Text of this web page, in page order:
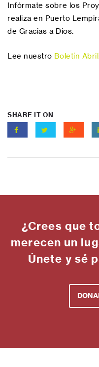
Infórmate sobre los
realiza en Puerto
de Gracias a Dios.
Lee nuestro Boletín
SHARE IT ON
¿Crees que
merecen un
Únete y sé